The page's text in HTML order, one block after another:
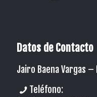
Datos de Contacto
Jairo Baena Vargas –
Teléfono: